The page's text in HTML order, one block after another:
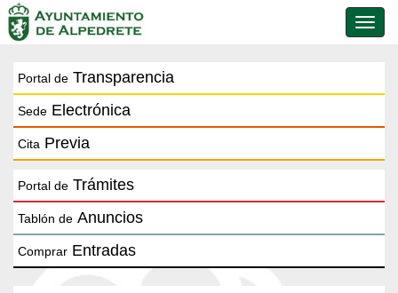
de
Portal de Transparencia
Sede Electrónica
Cita Previa
Portal de Trámites
Tablón de Anuncios
Comprar Entradas